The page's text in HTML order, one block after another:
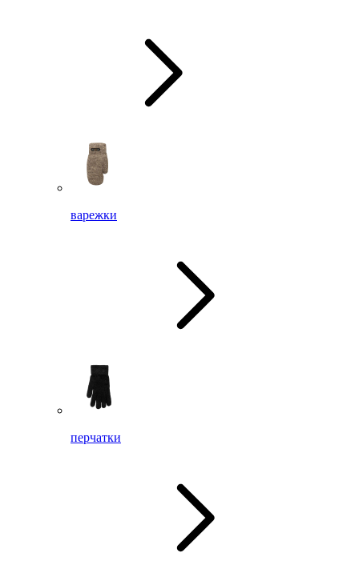
варежки
перчатки